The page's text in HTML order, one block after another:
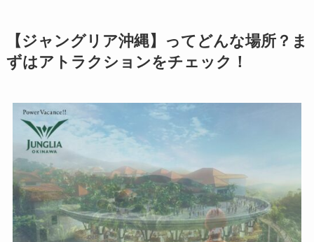
【ジャングリア沖縄】ってどんな場所？ま
ずはアトラクションをチェック！